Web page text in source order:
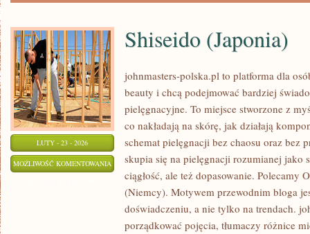
LUTY - 23 - 2026
MOŻLIWOŚĆ KOMENTOWANIA SHISEIDO
(JAPONIA)
Shiseido (Japonia)
johnmasters-polska.pl to platforma dla
beauty i chcą podejmować bardziej
pielęgnacyjne. To miejsce stworzone z
co nakładają na skórę, jak działają
schemat pielęgnacji bez chaosu oraz bez
skupia się na pielęgnacji rozumianej jako
ciągłość, ale też dopasowanie. Polecamy
(Niemcy). Motywem przewodnim bloga
doświadczeniu, a nie tylko na trendach.
porządkować pojęcia, tłumaczy różnice